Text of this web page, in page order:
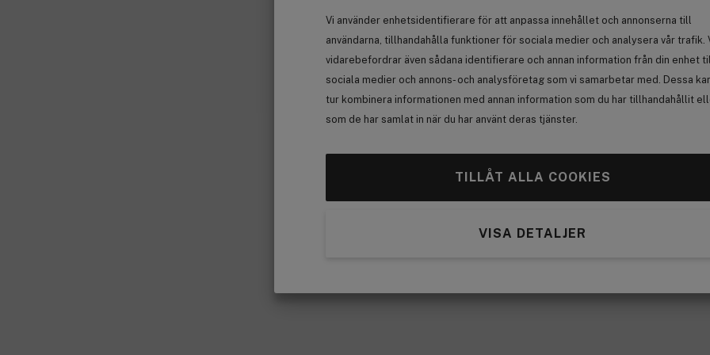
Vi använder enhetsidentifierare för att anpassa innehållet och annonserna till
användarna, tillhandahålla funktioner för sociala medier och analysera vår trafik.
vidarebefordrar även sådana identifierare och annan information från din enhet
sociala medier och annons- och analysföretag som vi samarbetar med. Dessa
tur kombinera informationen med annan information som du har tillhandahållit
som de har samlat in när du har använt deras tjänster.
TILLÅT ALLA COOKIES
VISA DETALJER